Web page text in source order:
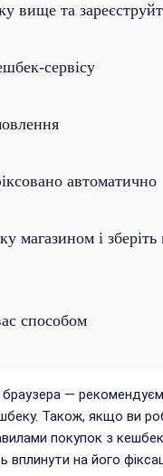
вище та
сервісу
автоматично
магазином і
способом
—
Також, якщо ви
покупок з
на його